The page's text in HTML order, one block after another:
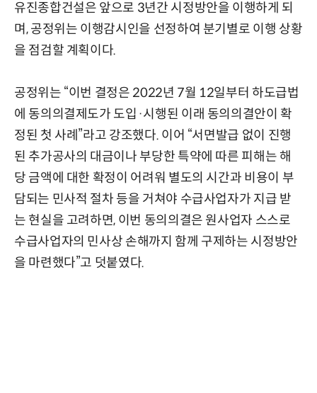
유진종합건설은 앞으로 3년간 시정방안을 이행하게 되
며, 공정위는 이행감시인을 선정하여 분기별로 이행 상황
을 점검할 계획이다.
공정위는 “이번 결정은 2022년 7월 12일부터 하도급법
에 동의의결제도가 도입·시행된 이래 동의의결안이 확
정된 첫 사례”라고 강조했다. 이어 “서면발급 없이 진행
된 추가공사의 대금이나 부당한 특약에 따른 피해는 해
당 금액에 대한 확정이 어려워 별도의 시간과 비용이 부
담되는 민사적 절차 등을 거쳐야 수급사업자가 지급 받
는 현실을 고려하면, 이번 동의의결은 원사업자 스스로
수급사업자의 민사상 손해까지 함께 구제하는 시정방안
을 마련했다”고 덧붙였다.